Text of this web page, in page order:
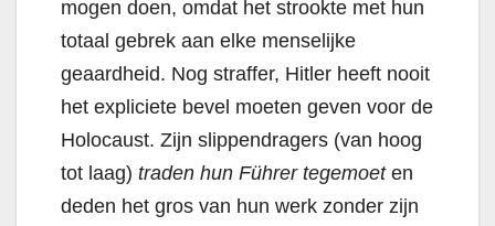
mogen doen, omdat het strookte met hun
totaal gebrek aan elke menselijke
geaardheid. Nog straffer, Hitler heeft nooit
het expliciete bevel moeten geven voor de
Holocaust. Zijn slippendragers (van hoog
tot laag) traden hun Führer tegemoeten
deden het gros van hun werk zonder zijn